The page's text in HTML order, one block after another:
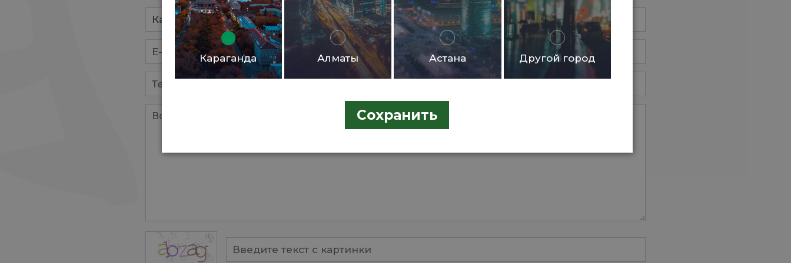
Караганда Алматы Астана Другой город
Сохранить